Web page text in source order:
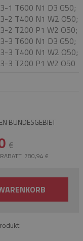
1 T600 N1 D3 G50;
2 T400 N1 W2 O50;
2 T200 P1 W2 O50;
3 T600 N1 D3 G50;
3 T400 N1 W2 O50;
3 T200 P1 W2 O50
BUNDESGEBIET
€
780,94 €